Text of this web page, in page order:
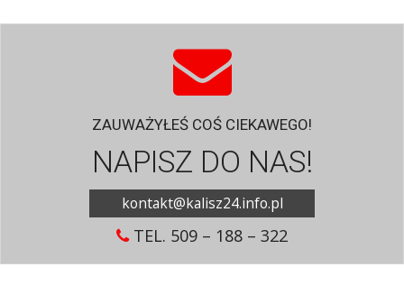
ZAUWAŻYŁEŚ COŚ CIEKAWEGO!
NAPISZ DO NAS!
kontakt@kalisz24.info.pl
TEL. 509 – 188 – 322